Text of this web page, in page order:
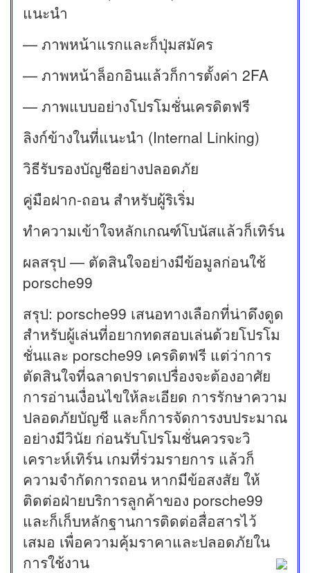
แนะนำ
— ภาพหน้าแรกและก็ปุ่มสมัคร
— ภาพหน้าล็อกอินแล้วก็การตั้งค่า 2FA
— ภาพแบบอย่างโปรโมชั่นเครดิตฟรี
ลิงก์ข้างในที่แนะนำ (Internal Linking)
วิธีรับรองบัญชีอย่างปลอดภัย
คู่มือฝาก-ถอน สำหรับผู้ริเริ่ม
ทำความเข้าใจหลักเกณฑ์โบนัสแล้วก็เทิร์น
ผลสรุป — ตัดสินใจอย่างมีข้อมูลก่อนใช้
porsche99
สรุป: porsche99 เสนอทางเลือกที่น่าดึงดูด
สำหรับผู้เล่นที่อยากทดสอบเล่นด้วยโปรโม
ชั่นและ porsche99 เครดิตฟรี แต่ว่าการ
ตัดสินใจที่ฉลาดปราดเปรื่องจะต้องอาศัย
การอ่านเงื่อนไขให้ละเอียด การรักษาความ
ปลอดภัยบัญชี และก็การจัดการงบประมาณ
อย่างมีวินัย ก่อนรับโปรโมชั่นควรจะวิ
เคราะห์เทิร์น เกมที่ร่วมรายการ แล้วก็
ความจำกัดการถอน หากมีข้อสงสัย ให้
ติดต่อฝ่ายบริการลูกค้าของ porsche99
และก็เก็บหลักฐานการติดต่อสื่อสารไว้
เสมอ เพื่อความคุ้มราคาและปลอดภัยใน
การใช้งาน